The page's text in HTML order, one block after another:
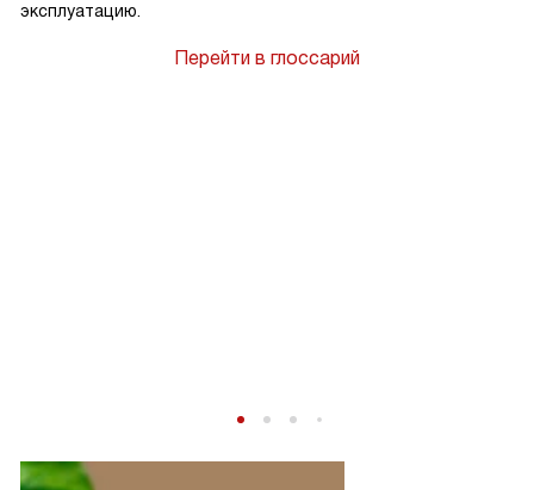
эксплуатацию.
Перейти в глоссарий